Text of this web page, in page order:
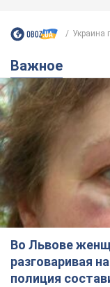
Украина
Важное
Во Львове
разговаривая
полиция